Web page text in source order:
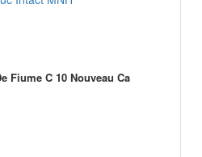
Fiume C 10 Nouveau Ca